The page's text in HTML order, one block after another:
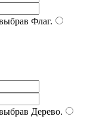
Флаг.
Дерево.